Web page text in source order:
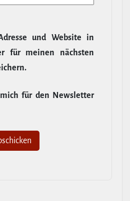
und Website in
für meinen nächsten
für den News­letter